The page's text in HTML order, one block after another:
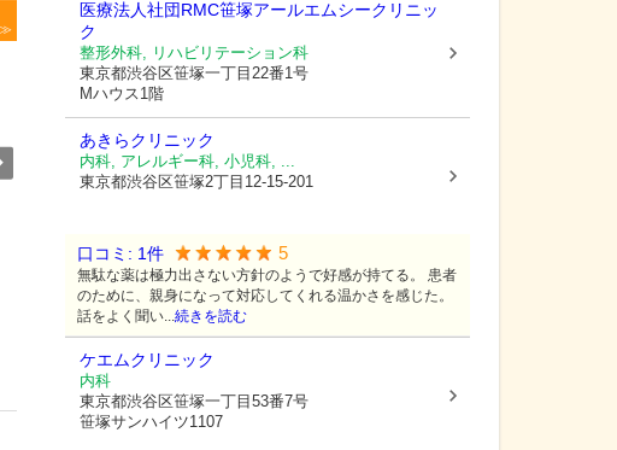
医療法人社団RMC笹塚アールエムシークリニッ
ク
整形外科, リハビリテーション科
東京都渋谷区笹塚一丁目22番1号
Mハウス1階
あきらクリニック
内科, アレルギー科, 小児科, ...
東京都渋谷区笹塚2丁目12-15-201
口コミ: 1件 5
無駄な薬は極力出さない方針のようで好感が持てる。 患者
のために、親身になって対応してくれる温かさを感じた。
話をよく聞い...続きを読む
ケエムクリニック
内科
東京都渋谷区笹塚一丁目53番7号
笹塚サンハイツ1107